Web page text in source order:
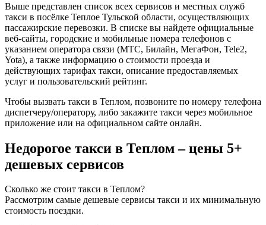
Выше представлен список всех сервисов и местных служб
такси в посёлке Теплое Тульской области, осуществляющих
пассажирские перевозки. В списке вы найдете официальные
веб-сайты, городские и мобильные номера телефонов с
указанием оператора связи (МТС, Билайн, МегаФон, Tele2,
Yota), а также информацию о стоимости проезда и
действующих тарифах такси, описание предоставляемых
услуг и пользовательский рейтинг.
Чтобы вызвать такси в Теплом, позвоните по номеру телефона
диспетчеру/оператору, либо закажите такси через мобильное
приложение или на официальном сайте онлайн.
Недорогое такси в Теплом – цены 5+
дешевых сервисов
Сколько же стоит такси в Теплом?
Рассмотрим самые дешевые сервисы такси и их минимальную
стоимость поездки.